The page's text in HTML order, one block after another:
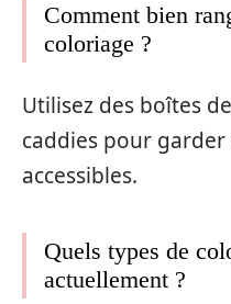
Comment bien
coloriage ?
Utilisez des boîtes
caddies pour
accessibles.
Quels types de
actuellement ?